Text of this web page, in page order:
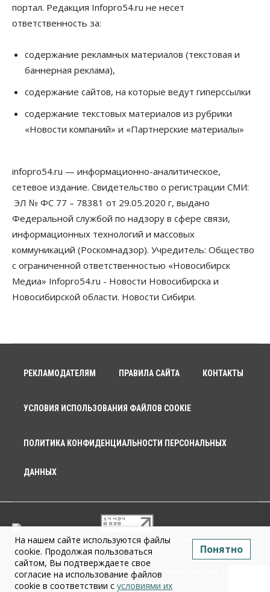
портал. Редакция Infopro54.ru не несет
ответственность за:
содержание рекламных материалов (текстовая и
баннерная реклама),
содержание сайтов, на которые ведут гиперссылки
содержание текстовых материалов из рубрики
«Новости компаний» и «Партнерские материалы»
infopro54.ru — информационно-аналитическое,
сетевое издание. Свидетельство о регистрации СМИ:
ЭЛ № ФС 77 – 78381 от 29.05.2020 г, выдано
Федеральной службой по надзору в сфере связи,
информационных технологий и массовых
коммуникаций (Роскомнадзор). Учредитель: Общество
с ограниченной ответственностью «Новосибирск
Медиа» Infopro54.ru - Новости Новосибирска и
Новосибирской области. Новости Сибири.
РЕКЛАМОДАТЕЛЯМ ПРАВИЛА САЙТА КОНТАКТЫ
УСЛОВИЯ ИСПОЛЬЗОВАНИЯ ФАЙЛОВ COOKIE
ПОЛИТИКА КОНФИДЕНЦИАЛЬНОСТИ ПЕРСОНАЛЬНЫХ
ДАННЫХ
© 2026 г. Общество с ограниченной ответственностью «Новосибирск
Медиа» 18+
Infopro54 - Важные новости Новосибирска и Новосибирской области.
Новости Сибири
На нашем сайте используются файлы
cookie. Продолжая пользоваться
сайтом, Вы подтверждаете свое
согласие на использование файлов
cookie в соответствии с условиями их
Понятно